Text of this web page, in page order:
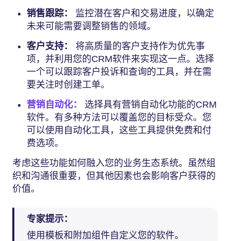
销售跟踪：
监控潜在客户和交易进度，以确定
未来可能需要调整销售的领域。
客户支持：
将高质量的客户支持作为优先事
项，并利用您的CRM软件来实现这一点。选择
一个可以跟踪客户投诉和查询的工具，并在需
要关注时创建工单。
营销自动化：
选择具有营销自动化功能的CRM
软件。有多种方法可以覆盖您的目标受众。您
可以使用自动化工具，这些工具提供免费和付
费选项。
考虑这些功能如何融入您的业务生态系统。虽然组
织和沟通很重要，但其他因素也会影响客户获得的
价值。
专家提示：
使用模板和附加组件自定义您的软件。